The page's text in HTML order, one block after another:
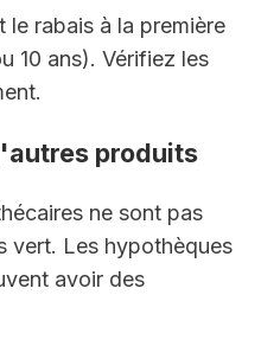
le rabais à la première
10 ans). Vérifiez les
produits
ne sont pas
vert. Les hypothèques
avoir des